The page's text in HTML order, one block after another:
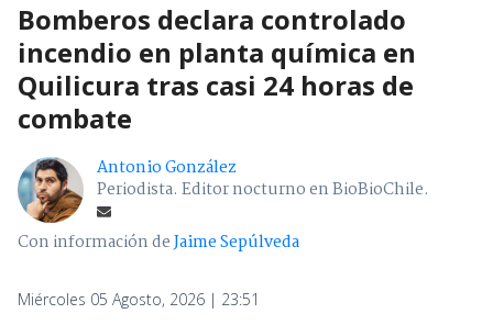
Bomberos declara controlado
incendio en planta química en
Quilicura tras casi 24 horas de
combate
Antonio González
Periodista. Editor nocturno en BioBioChile.
Con información deJaime Sepúlveda
Miércoles 05 Agosto, 2026 | 23:51